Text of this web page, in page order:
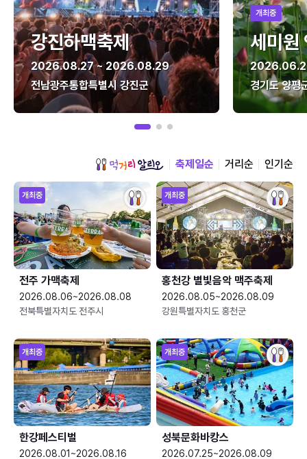
강진하맥축제
2026.08.27 ~ 2026.08.29
전남광주통합특별시 강진군
개최중
세미원
경기도 양평
축제일순 거리순 인기순
개최중
전주 가맥축제
2026.08.06~2026.08.08
전북특별자치도 전주시
개최중
홍천강 별빛음악 맥주축제
2026.08.05~2026.08.09
강원특별자치도 홍천군
개최중
한강페스티벌
2026.08.01~2026.08.16
개최중
성북문화바캉스
2026.07.25~2026.08.09